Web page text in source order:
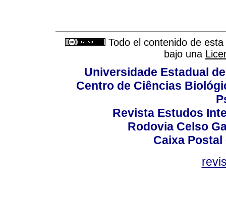
Todo el contenido de
bajo una
Universidade Estadual
Centro de Ciências
Revista Estudos
Rodovia Celso
Caixa Postal